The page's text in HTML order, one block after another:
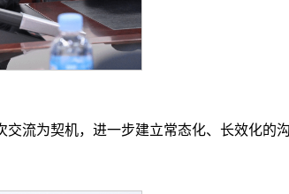
流为契机，进一步建立常态化、长效化的沟